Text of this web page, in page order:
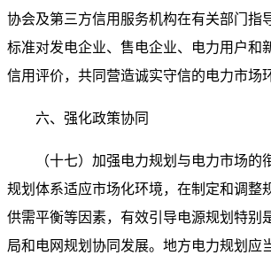
协会及第三方信用服务机构在有关部门指
标准对发电企业、售电企业、电力用户和
信用评价，共同营造诚实守信的电力市场
六、强化政策协同
（十七）加强电力规划与电力市场的
规划体系适应市场化环境，在制定和调整
供需平衡等因素，有效引导电源规划特别
局和电网规划协同发展。地方电力规划应